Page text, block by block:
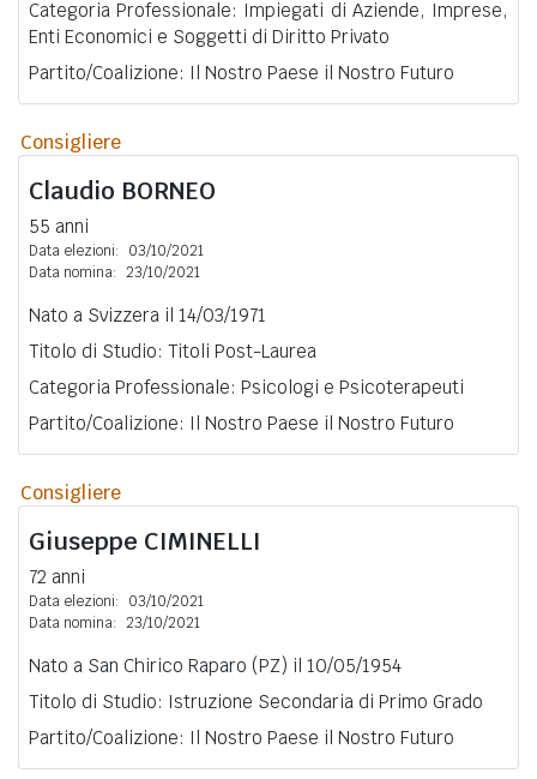
Categoria Professionale: Impiegati di Aziende, Imprese,
Enti Economici e Soggetti di Diritto Privato
Partito/Coalizione: Il Nostro Paese il Nostro Futuro
Consigliere
Claudio BORNEO
55 anni
Data elezioni:
03/10/2021
Data nomina: 23/10/2021
Nato a Svizzera il 14/03/1971
Titolo di Studio: Titoli Post-Laurea
Categoria Professionale: Psicologi e Psicoterapeuti
Partito/Coalizione: Il Nostro Paese il Nostro Futuro
Consigliere
Giuseppe CIMINELLI
72 anni
Data elezioni:
03/10/2021
Data nomina: 23/10/2021
Nato a San Chirico Raparo (PZ) il 10/05/1954
Titolo di Studio: Istruzione Secondaria di Primo Grado
Partito/Coalizione: Il Nostro Paese il Nostro Futuro